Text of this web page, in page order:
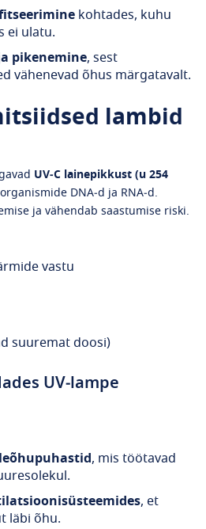
kohtades, kuhu
ei ulatu.
pikenemine, sest
vähenevad õhus märgatavalt.
lambid
UV‑C lainepikkust (u 254
DNA‑d ja RNA‑d.
ja vähendab saastumise riski.
vastu
suuremat doosi)
UV‑lampe
, mis töötavad
, et
läbi õhu.